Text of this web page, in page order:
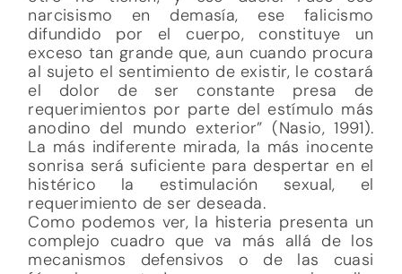
narcisismo en demasía, ese falicismo
difundido por el cuerpo, constituye un
exceso tan grande que, aun cuando procura
al sujeto el sentimiento de existir, le costará
el dolor de ser constante presa de
requerimientos por parte del estímulo más
anodino del mundo exterior” (Nasio, 1991).
La más indiferente mirada, la más inocente
sonrisa será suficiente para despertar en el
histérico la estimulación sexual, el
requerimiento de ser deseada.
Como podemos ver, la histeria presenta un
complejo cuadro que va más allá de los
mecanismos defensivos o de las cuasi